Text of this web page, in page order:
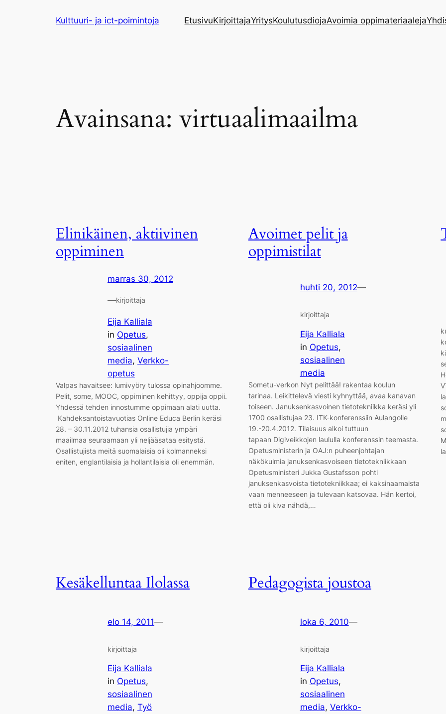
Kulttuuri- ja ict-poimintoja EtusivuKirjoittajaYritysKoulutusdiojaAvoimia oppimateriaaleja
Avainsana: virtuaalimaailma
Elinikäinen, aktiivinen
oppiminen
marras 30, 2012
—kirjoittaja
Eija Kalliala
in Opetus
sosiaalinen
media, Verkko-
opetus
Valpas havaitsee: lumivyöry tulossa opinahjoomme.
Pelit, some, MOOC, oppiminen kehittyy, oppija oppii.
Yhdessä tehden innostumme oppimaan alati uutta.
Kahdeksantoistavuotias Online Educa Berlin keräsi
28. – 30.11.2012 tuhansia osallistujia ympäri
maailmaa seuraamaan yli neljääsataa esitystä.
Osallistujista meitä suomalaisia oli kolmanneksi
eniten, englantilaisia ja hollantilaisia oli enemmän.
Avoimet pelit ja
oppimistilat
huhti 20, 2012—
kirjoittaja
Eija Kalliala
in Opetus
sosiaalinen
media
Sometu-verkon Nyt pelittää! rakentaa koulun
tarinaa. Leikittelevä viesti kyhnyttää, avaa kanavan
toiseen. Januksenkasvoinen tietotekniikka keräsi yli
1700 osallistujaa 23. ITK-konferenssiin Aulangolle
19.-20.4.2012. Tilaisuus alkoi tuttuun
tapaan Digiveikkojen laululla konferenssin teemasta.
Opetusministerin ja OAJ:n puheenjohtajan
näkökulmia januksenkasvoiseen tietotekniikkaan
Opetusministeri Jukka Gustafsson pohti
januksenkasvoista tietotekniikkaa; ei kaksinaamaista
vaan menneeseen ja tulevaan katsovaa. Hän kertoi,
että oli kiva nähdä,…
Kesäkelluntaa Ilolassa
elo 14, 2011—
kirjoittaja
Eija Kalliala
in Opetus
sosiaalinen
media, Työ
Pedagogista joustoa
loka 6, 2010—
kirjoittaja
Eija Kalliala
in Opetus
sosiaalinen
media, Verkko-